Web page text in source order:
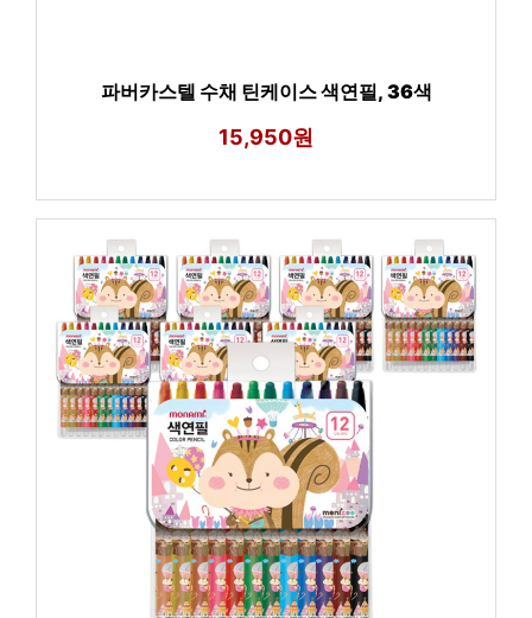
파버카스텔 수채 틴케이스 색연필, 36색
15,950원